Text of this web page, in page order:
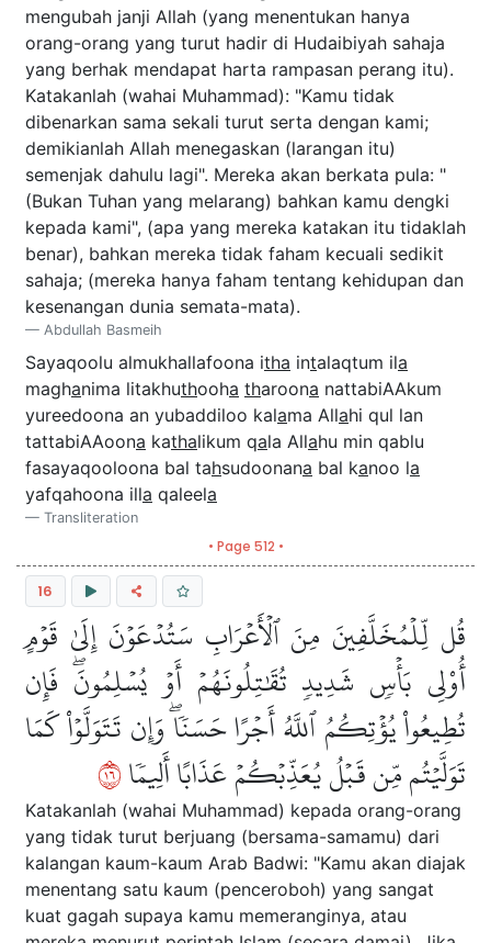
mengubah janji Allah (yang menentukan hanya
orang-orang yang turut hadir di Hudaibiyah sahaja
yang berhak mendapat harta rampasan perang itu).
Katakanlah (wahai Muhammad): "Kamu tidak
dibenarkan sama sekali turut serta dengan kami;
demikianlah Allah menegaskan (larangan itu)
semenjak dahulu lagi". Mereka akan berkata pula: "
(Bukan Tuhan yang melarang) bahkan kamu dengki
kepada kami", (apa yang mereka katakan itu tidaklah
benar), bahkan mereka tidak faham kecuali sedikit
sahaja; (mereka hanya faham tentang kehidupan dan
kesenangan dunia semata-mata).
Abdullah Basmeih
Sayaqoolu almukhallafoona itha intalaqtum ila
maghanima litakhuthooha tharoona nattabiAAkum
yureedoona an yubaddiloo kalama Allahi qul lan
tattabiAAoona kathalikum qala Allahu min qablu
fasayaqooloona bal tahsudoonana bal kanoo la
yafqahoona illa qaleela
Transliteration
• Page 512 •
16
قُل لِّلۡمُخَلَّفِينَ مِنَ ٱلۡأَعۡرَابِ سَتُدۡعَوۡنَ إِلَىٰ قَوۡمٍ
أُوْلِي بَأۡسٖ شَدِيدٖ تُقَٰتِلُونَهُمۡ أَوۡ يُسۡلِمُونَۖ فَإِن
تُطِيعُواْ يُؤۡتِكُمُ ٱللَّهُ أَجۡرًا حَسَنٗاۖ وَإِن تَتَوَلَّوۡاْ كَمَا
تَوَلَّيۡتُم مِّن قَبۡلُ يُعَذِّبۡكُمۡ عَذَابًا أَلِيمٗا٦١
Katakanlah (wahai Muhammad) kepada orang-orang
yang tidak turut berjuang (bersama-samamu) dari
kalangan kaum-kaum Arab Badwi: "Kamu akan diajak
menentang satu kaum (penceroboh) yang sangat
kuat gagah supaya kamu memeranginya, atau